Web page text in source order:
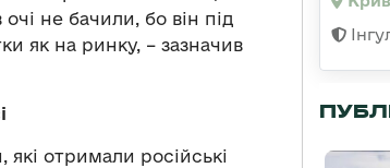
не бачили, бо він під
як на ринку, – зазначив
отримали російські